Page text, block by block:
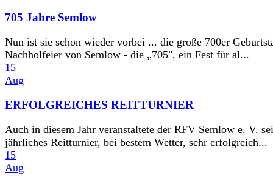
705 Jahre Semlow
Nun ist sie schon wieder vorbei ... die große 700er
Nachholfeier von Semlow - die „705", ein Fest für al...
15
Aug
ERFOLGREICHES REITTURNIER
Auch in diesem Jahr veranstaltete der RFV Semlow e. V.
jährliches Reitturnier, bei bestem Wetter, sehr erfolgreich...
15
Aug